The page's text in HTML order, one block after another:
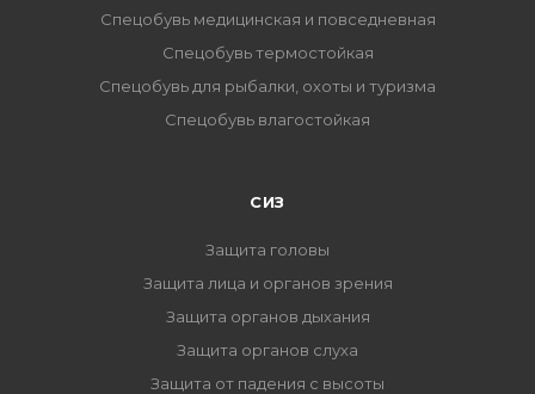
Спецобувь медицинская и повседневная
Спецобувь термостойкая
Спецобувь для рыбалки, охоты и туризма
Спецобувь влагостойкая
СИЗ
Защита головы
Защита лица и органов зрения
Защита органов дыхания
Защита органов слуха
Защита от падения с высоты